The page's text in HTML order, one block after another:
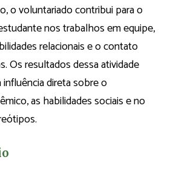
o voluntariado contribui para o
nos trabalhos em equipe,
relacionais e o contato
Os resultados dessa atividade
direta sobre o
as habilidades sociais e no